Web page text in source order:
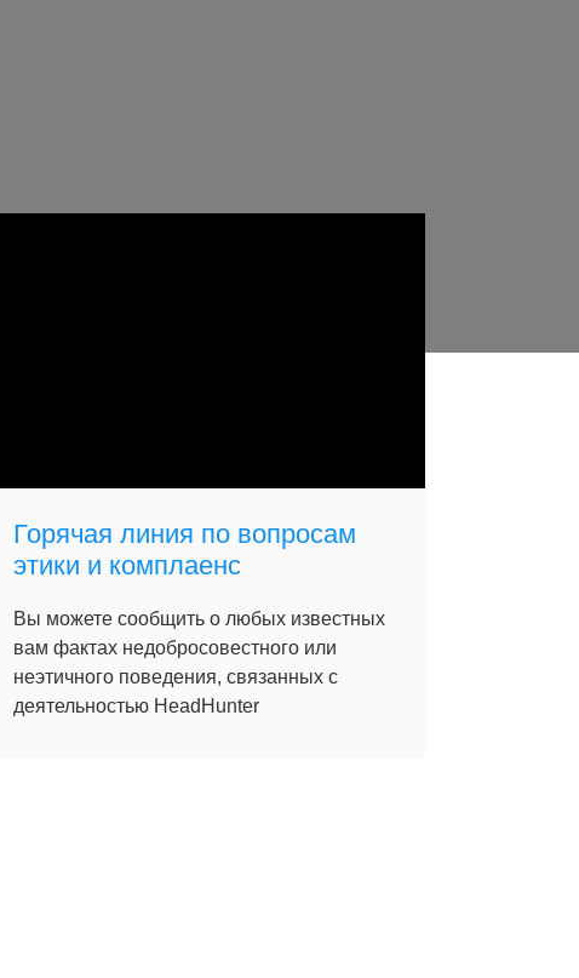
Горячая линия по вопросам
этики и комплаенс
Вы можете сообщить о любых известных
вам фактах недобросовестного или
неэтичного поведения, связанных с
деятельностью HeadHunter